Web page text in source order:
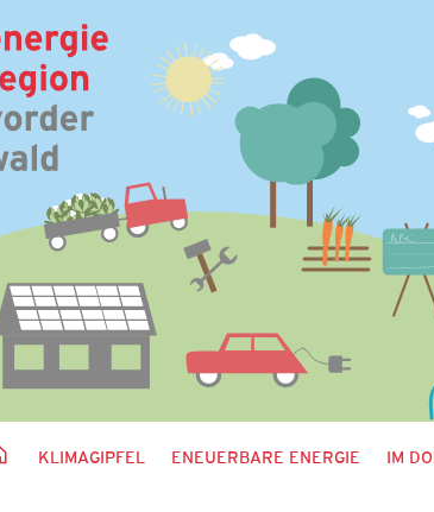
KLIMAGIPFEL ENEUERBARE ENERGIE IM